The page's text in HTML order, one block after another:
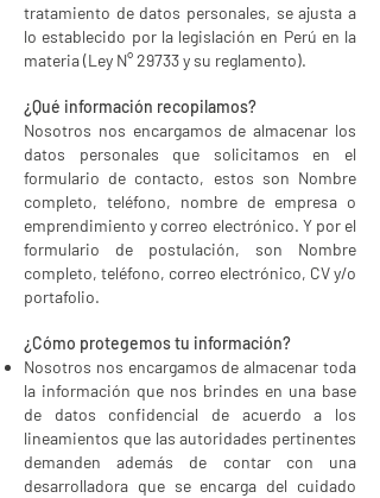
tratamiento de datos personales, se ajusta a
lo establecido por la legislación en Perú en la
materia (Ley N° 29733 y su reglamento).
¿Qué información recopilamos?
Nosotros nos encargamos de almacenar los
datos personales que solicitamos en el
formulario de contacto, estos son Nombre
completo, teléfono, nombre de empresa o
emprendimiento y correo electrónico. Y por el
formulario de postulación, son Nombre
completo, teléfono, correo electrónico, CV y/o
portafolio.
¿Cómo protegemos tu información?
Nosotros nos encargamos de almacenar toda
la información que nos brindes en una base
de datos confidencial de acuerdo a los
lineamientos que las autoridades pertinentes
demanden además de contar con una
desarrolladora que se encarga del cuidado